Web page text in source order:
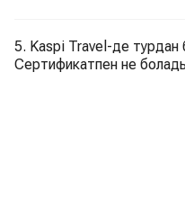
5. Kaspi Travel-де турдан
Сертификатпен не